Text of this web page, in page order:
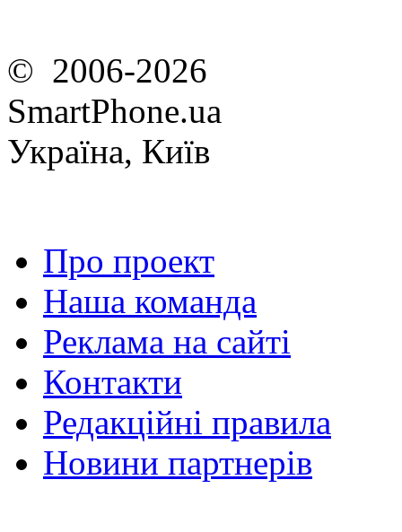
© 2006-2026
SmartPhone.ua
Україна, Київ
Про проект
Наша команда
Реклама на сайті
Контакти
Редакційні правила
Новини партнерів